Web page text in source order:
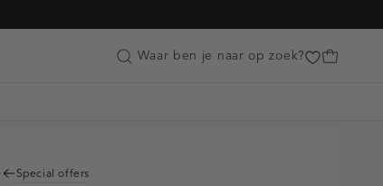
Customer Care
Waar ben je naar op zoek?
Special offers